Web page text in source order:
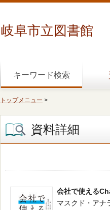
岐阜市立図書館
キーワード検索
トップメニュー >
資料詳細
会社で使える
マスクド・アナ